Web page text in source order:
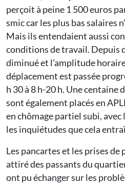
perçoit à peine 1 500 euros
smic car les plus bas salaires
Mais ils entendaient aussi
conditions de travail. Depuis
diminué et l’amplitude
déplacement est passée
h 30 à 8 h-20 h. Une centaine
sont également placés en
en chômage partiel subi, avec
les inquiétudes que cela
Les pancartes et les prises
attiré des passants du
ont pu échanger sur les